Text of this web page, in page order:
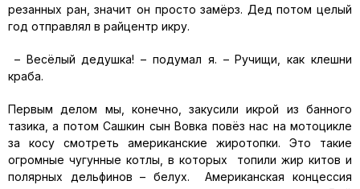
резанных ран, значит он просто замёрз. Дед потом целый
год отправлял в райцентр икру.
– Весёлый дедушка! – подумал я. – Ручищи, как клешни
краба.
Первым делом мы, конечно, закусили икрой из банного
тазика, а потом Сашкин сын Вовка повёз нас на мотоцикле
за косу смотреть американские жиротопки. Это такие
огромные чугунные котлы, в которых топили жир китов и
полярных дельфинов – белух. Американская концессия